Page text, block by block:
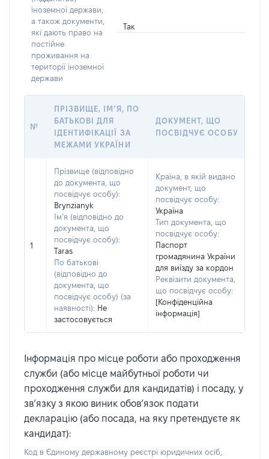
іноземної держави,
а також документи,
які дають право на
постійне
проживання на
території іноземної
держави
Так
№
ПРІЗВИЩЕ, ІМ’Я, ПО
БАТЬКОВІ ДЛЯ
ІДЕНТИФІКАЦІЇ ЗА
МЕЖАМИ УКРАЇНИ
ДОКУМЕНТ, ЩО
ПОСВІДЧУЄ ОСОБУ
1
Прізвище (відповідно
до документа, що
посвідчує особу):
Brynzianyk
Ім’я (відповідно до
документа, що
посвідчує особу):
Taras
По батькові
(відповідно до
документа, що
посвідчує особу) (за
наявності): Не
застосовується
Країна, в якій видано
документ, що
посвідчує особу:
Україна
Тип документа, що
посвідчує особу:
Паспорт
громадянина України
для виїзду за кордон
Реквізити документа,
що посвідчує особу:
[Конфіденційна
інформація]
Інформація про місце роботи або проходження
служби (або місце майбутньої роботи чи
проходження служби для кандидатів) і посаду, у
зв’язку з якою виник обов’язок подати
декларацію (або посада, на яку претендуєте як
кандидат):
Код в Єдиному державному реєстрі юридичних осіб,